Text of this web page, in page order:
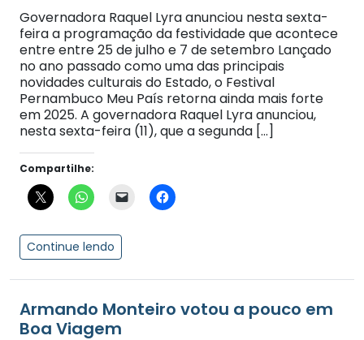
Governadora Raquel Lyra anunciou nesta sexta-
feira a programação da festividade que acontece
entre entre 25 de julho e 7 de setembro Lançado
no ano passado como uma das principais
novidades culturais do Estado, o Festival
Pernambuco Meu País retorna ainda mais forte
em 2025. A governadora Raquel Lyra anunciou,
nesta sexta-feira (11), que a segunda […]
Compartilhe:
Continue lendo
Armando Monteiro votou a pouco em
Boa Viagem